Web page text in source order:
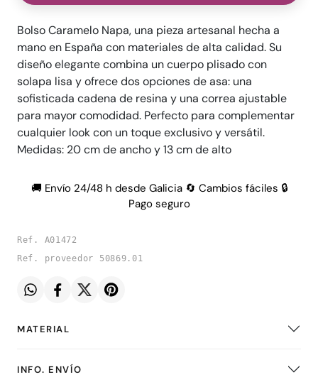
Bolso Caramelo Napa, una pieza artesanal hecha a
mano en España con materiales de alta calidad. Su
diseño elegante combina un cuerpo plisado con
solapa lisa y ofrece dos opciones de asa: una
sofisticada cadena de resina y una correa ajustable
para mayor comodidad. Perfecto para complementar
cualquier look con un toque exclusivo y versátil.
Medidas: 20 cm de ancho y 13 cm de alto
🚚 Envío 24/48 h desde Galicia 🔄 Cambios fáciles 🔒
Pago seguro
Ref. A01472
Ref. proveedor 50869.01
MATERIAL
INFO. ENVÍO